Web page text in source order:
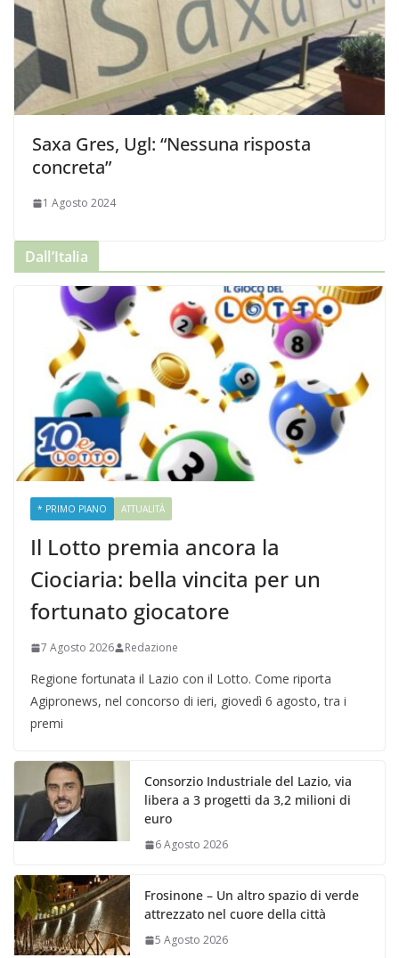
Saxa Gres, Ugl: “Nessuna risposta
concreta”
1 Agosto 2024
Dall’Italia
* PRIMO PIANO ATTUALITÀ
Il Lotto premia ancora la
Ciociaria: bella vincita per un
fortunato giocatore
7 Agosto 2026 Redazione
Regione fortunata il Lazio con il Lotto. Come riporta
Agipronews, nel concorso di ieri, giovedì 6 agosto, tra i
premi
Consorzio Industriale del Lazio, via
libera a 3 progetti da 3,2 milioni di
euro
6 Agosto 2026
Frosinone – Un altro spazio di verde
attrezzato nel cuore della città
5 Agosto 2026